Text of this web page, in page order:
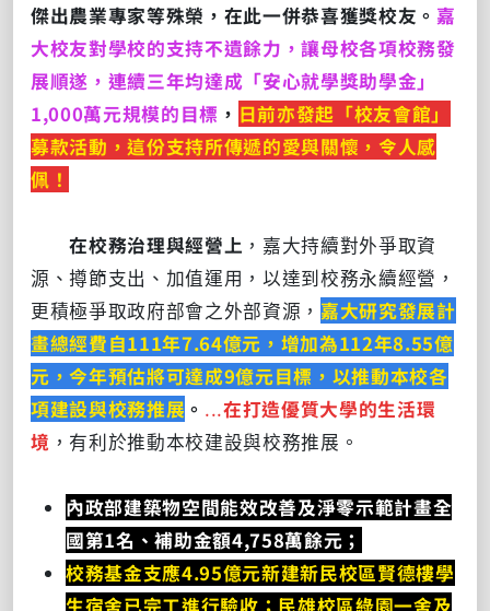
傑出農業專家等殊榮，在此一併恭喜獲獎校友。 嘉
大校友對學校的支持不遺餘力，讓母校各項校務發
展順遂，連續三年均達成「安心就學獎助學金」
1,000萬元規模的目標 ， 日前亦發起「校友會館」
募款活動，這份支持所傳遞的愛與關懷，令人感
佩！
在校務治理與經營上 ，嘉大持續對外爭取資
源、撙節支出、加值運用，以達到校務永續經營，
更積極爭取政府部會之外部資源， 嘉大研究發展計
畫總經費自111年7.64億元，增加為112年8.55億
元，今年預估將可達成9億元目標，以推動本校各
項建設與校務推展 。 ...在打造優質大學的生活環
境 ，有利於推動本校建設與校務推展。
內政部建築物空間能效改善及淨零示範計畫全
國第1名、補助金額4,758萬餘元；
校務基金支應4.95億元新建新民校區賢德樓學
生宿舍已完工進行驗收；民雄校區綠園一舍及